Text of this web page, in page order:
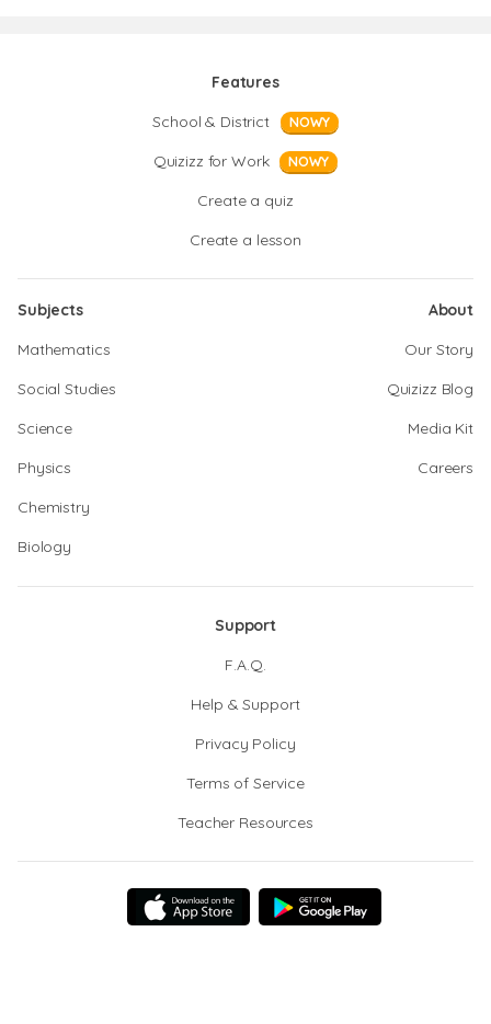
Features
School & District
NOWY
Quizizz for Work NOWY
Create a quiz
Create a lesson
Subjects
Mathematics
Social Studies
Science
Physics
Chemistry
Biology
About
Our Story
Quizizz Blog
Media Kit
Careers
Support
F.A.Q.
Help & Support
Privacy Policy
Terms of Service
Teacher Resources